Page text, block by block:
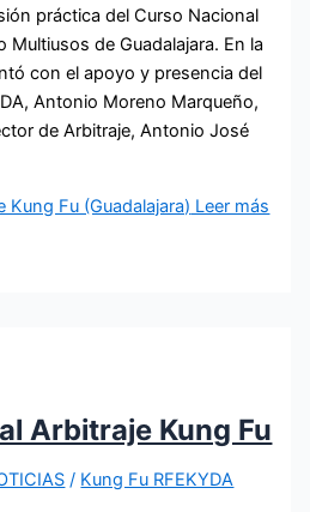
práctica del Curso Nacional
Multiusos de Guadalajara. En la
con el apoyo y presencia del
Antonio Moreno Marqueño,
de Arbitraje, Antonio José
Kung Fu (Guadalajara) Leer más
Arbitraje Kung Fu
/ Kung Fu RFEKYDA